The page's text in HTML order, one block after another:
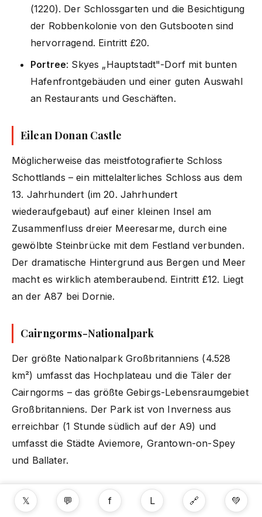
(1220). Der Schlossgarten und die Besichtigung
der Robbenkolonie von den Gutsbooten sind
hervorragend. Eintritt £20.
Portree: Skyes „Hauptstadt"-Dorf mit bunten
Hafenfrontgebäuden und einer guten Auswahl
an Restaurants und Geschäften.
Eilean Donan Castle
Möglicherweise das meistfotografierte Schloss
Schottlands – ein mittelalterliches Schloss aus dem
13. Jahrhundert (im 20. Jahrhundert
wiederaufgebaut) auf einer kleinen Insel am
Zusammenfluss dreier Meeresarme, durch eine
gewölbte Steinbrücke mit dem Festland verbunden.
Der dramatische Hintergrund aus Bergen und Meer
macht es wirklich atemberaubend. Eintritt £12. Liegt
an der A87 bei Dornie.
Cairngorms-Nationalpark
Der größte Nationalpark Großbritanniens (4.528
km²) umfasst das Hochplateau und die Täler der
Cairngorms – das größte Gebirgs-Lebensraumgebiet
Großbritanniens. Der Park ist von Inverness aus
erreichbar (1 Stunde südlich auf der A9) und
umfasst die Städte Aviemore, Grantown-on-Spey
und Ballater.
Sommeraktivitäten
: Fischadler-Beobachtung am
Loch Garten (Fischadler nisten hier April–August),
𝕏 💬 f L 🔗 💚